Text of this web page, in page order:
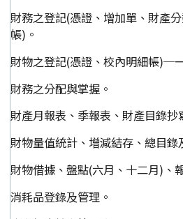
財務之登記(憑證、增加單、財產
帳)。
財物之登記(憑證、校內明細帳)─
財務之分配與掌握。
財產月報表、季報表、財產目錄抄
財物量值統計、增減結存、總目錄
財物借據、盤點(六月、十二月)、
消耗品登錄及管理。